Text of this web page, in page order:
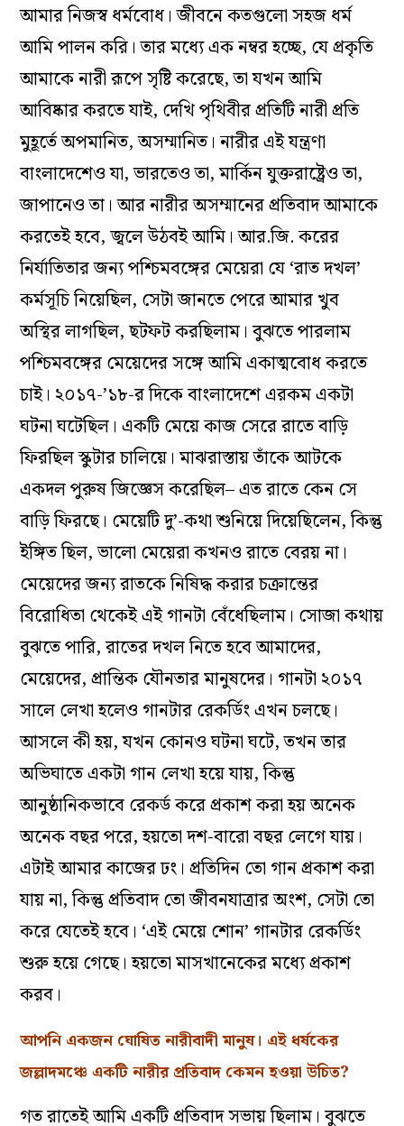
আমার নিজস্ব ধর্মবোধ। জীবনে কতগুলো সহজ ধর্ম
আমি পালন করি। তার মধ্যে এক নম্বর হচ্ছে, যে প্রকৃতি
আমাকে নারী রূপে সৃষ্টি করেছে, তা যখন আমি
আবিষ্কার করতে যাই, দেখি পৃথিবীর প্রতিটি নারী প্রতি
মুহূর্তে অপমানিত, অসম্মানিত। নারীর এই যন্ত্রণা
বাংলাদেশেও যা, ভারতেও তা, মার্কিন যুক্তরাষ্ট্রেও তা,
জাপানেও তা। আর নারীর অসম্মানের প্রতিবাদ আমাকে
করতেই হবে, জ্বলে উঠবই আমি। আর.জি. করের
নির্যাতিতার জন্য পশ্চিমবঙ্গের মেয়েরা যে ‘রাত দখল’
কর্মসূচি নিয়েছিল, সেটা জানতে পেরে আমার খুব
অস্থির লাগছিল, ছটফট করছিলাম। বুঝতে পারলাম
পশ্চিমবঙ্গের মেয়েদের সঙ্গে আমি একাত্মবোধ করতে
চাই। ২০১৭-’১৮-র দিকে বাংলাদেশে এরকম একটা
ঘটনা ঘটেছিল। একটি মেয়ে কাজ সেরে রাতে বাড়ি
ফিরছিল স্কুটার চালিয়ে। মাঝরাস্তায় তাঁকে আটকে
একদল পুরুষ জিজ্ঞেস করেছিল– এত রাতে কেন সে
বাড়ি ফিরছে। মেয়েটি দু’-কথা শুনিয়ে দিয়েছিলেন, কিন্তু
ইঙ্গিত ছিল, ভালো মেয়েরা কখনও রাতে বেরয় না।
মেয়েদের জন্য রাতকে নিষিদ্ধ করার চক্রান্তের
বিরোধিতা থেকেই এই গানটা বেঁধেছিলাম। সোজা কথায়
বুঝতে পারি, রাতের দখল নিতে হবে আমাদের,
মেয়েদের, প্রান্তিক যৌনতার মানুষদের। গানটা ২০১৭
সালে লেখা হলেও গানটার রেকর্ডিং এখন চলছে।
আসলে কী হয়, যখন কোনও ঘটনা ঘটে, তখন তার
অভিঘাতে একটা গান লেখা হয়ে যায়, কিন্তু
আনুষ্ঠানিকভাবে রেকর্ড করে প্রকাশ করা হয় অনেক
অনেক বছর পরে, হয়তো দশ-বারো বছর লেগে যায়।
এটাই আমার কাজের ঢং। প্রতিদিন তো গান প্রকাশ করা
যায় না, কিন্তু প্রতিবাদ তো জীবনযাত্রার অংশ, সেটা তো
করে যেতেই হবে। ‘এই মেয়ে শোন’ গানটার রেকর্ডিং
শুরু হয়ে গেছে। হয়তো মাসখানেকের মধ্যে প্রকাশ
করব।
আপনি একজন ঘোষিত নারীবাদী মানুষ। এই ধর্ষকের
জল্লাদমঞ্চে একটি নারীর প্রতিবাদ কেমন হওয়া উচিত?
গত রাতেই আমি একটি প্রতিবাদ সভায় ছিলাম। বুঝতে